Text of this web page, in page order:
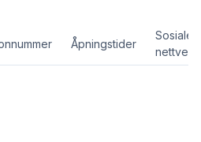
Åpningstider
Sosiale
nettverk